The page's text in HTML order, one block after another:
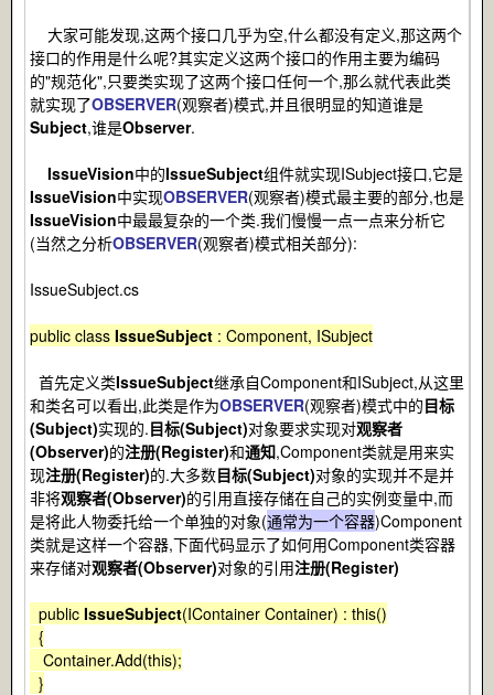
大家可能发现,这两个接口几乎为空,什么都没有定义,那这两个
接口的作用是什么呢?其实定义这两个接口的作用主要为编码
的"规范化",只要类实现了这两个接口任何一个,那么就代表此类
就实现了OBSERVER(观察者)模式,并且很明显的知道谁是
Subject,谁是Observer.
IssueVision中的IssueSubject组件就实现ISubject接口,它是
IssueVision中实现OBSERVER(观察者)模式最主要的部分,也是
IssueVision中最最复杂的一个类.我们慢慢一点一点来分析它
(当然之分析OBSERVER(观察者)模式相关部分):
IssueSubject.cs
public class IssueSubject : Component, ISubject
首先定义类IssueSubject继承自Component和ISubject,从这里
和类名可以看出,此类是作为OBSERVER(观察者)模式中的目标
(Subject)实现的.目标(Subject)对象要求实现对观察者
(Observer)的注册(Register)和通知,Component类就是用来实
现注册(Register)的.大多数目标(Subject)对象的实现并不是并
非将观察者(Observer)的引用直接存储在自己的实例变量中,而
是将此人物委托给一个单独的对象(通常为一个容器)Component
类就是这样一个容器,下面代码显示了如何用Component类容器
来存储对观察者(Observer)对象的引用注册(Register)
public IssueSubject(IContainer Container) : this()
{
Container.Add(this);
}